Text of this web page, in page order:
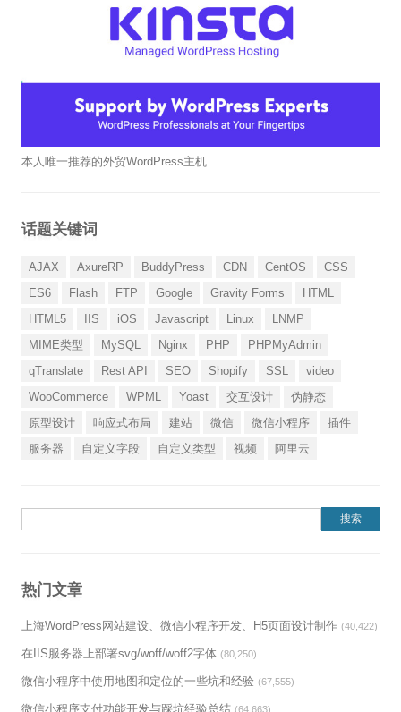
本人唯一推荐的外贸WordPress主机
话题关键词
AJAX AxureRP BuddyPress CDN CentOS
CSS
ES6
Flash FTP Google Gravity Forms
HTML
HTML5
IIS iOS Javascript Linux
LNMP
MIME类型
MySQL Nginx PHP
PHPMyAdmin
qTranslate
Rest API SEO Shopify SSL
video
WooCommerce
WPML Yoast 交互设计
伪静态
原型设计
响应式布局 建站 微信 微信小程序
插件
服务器
自定义字段 自定义类型 视频 阿里云
热门文章
上海WordPress网站建设、微信小程序开发、H5页面设计制作 (40,422)
在IIS服务器上部署svg/woff/woff2字体 (80,250)
微信小程序中使用地图和定位的一些坑和经验 (67,555)
微信小程序支付功能开发与踩坑经验总结 (64,663)